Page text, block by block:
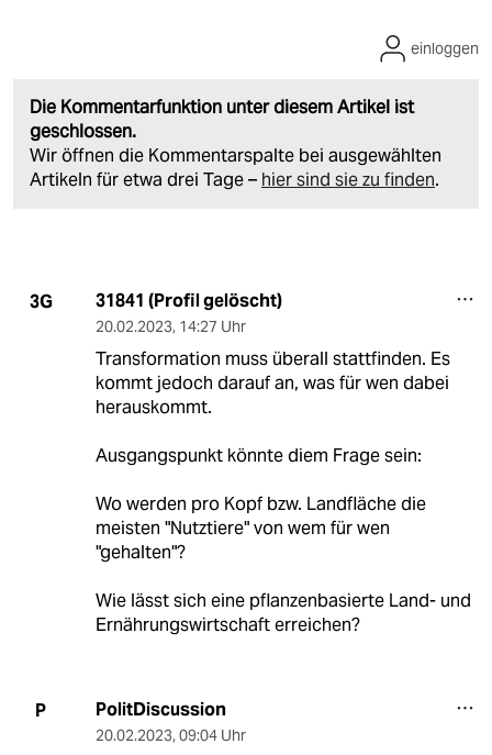
Die Kommentarfunktion unter diesem Artikel ist
geschlossen.
Wir öffnen die Kommentarspalte bei ausgewählten
Artikeln für etwa drei Tage – hier sind sie zu finden.
einloggen
3G 31841 (Profil gelöscht)
20.02.2023, 14:27 Uhr
Transformation muss überall stattfinden. Es
kommt jedoch darauf an, was für wen dabei
herauskommt.
Ausgangspunkt könnte diem Frage sein:
Wo werden pro Kopf bzw. Landfläche die
meisten "Nutztiere" von wem für wen
"gehalten"?
Wie lässt sich eine pflanzenbasierte Land- und
Ernährungswirtschaft erreichen?
P PolitDiscussion
20.02.2023, 09:04 Uhr